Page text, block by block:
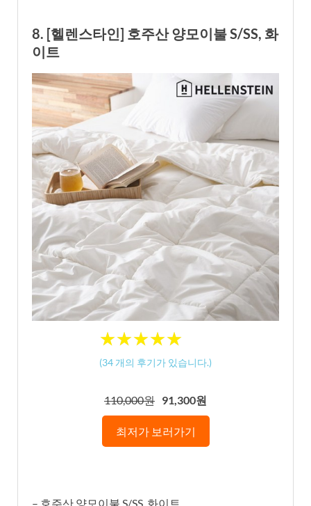
8. [헬렌스타인] 호주산 양모이불 S/SS, 화
이트
★★★★★
★★★★★
(34 개의 후기가 있습니다.)
110,000원 91,300원
최저가 보러가기
– 호주산 양모이불 S/SS, 화이트.